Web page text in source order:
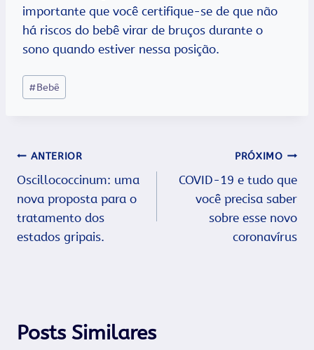
importante que você certifique-se de que não
há riscos do bebê virar de bruços durante o
sono quando estiver nessa posição.
Tags
do
#Bebê
Navegação
de
Post
ANTERIOR
Oscillococcinum: uma
nova proposta para o
tratamento dos
estados gripais.
PRÓXIMO
COVID-19 e tudo que
você precisa saber
sobre esse novo
coronavírus
Posts Similares